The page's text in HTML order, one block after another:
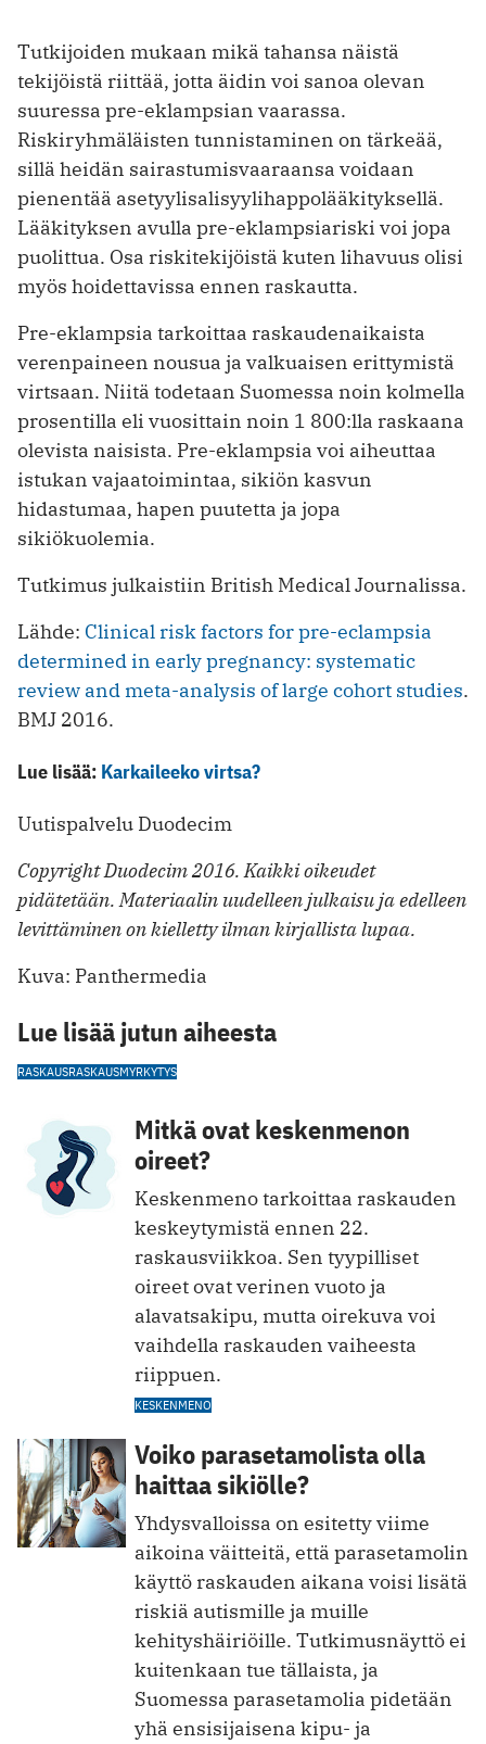
Tutkijoiden mukaan mikä tahansa näistä
tekijöistä riittää, jotta äidin voi sanoa olevan
suuressa pre-eklampsian vaarassa.
Riskiryhmäläisten tunnistaminen on tärkeää,
sillä heidän sairastumisvaaraansa voidaan
pienentää asetyylisalisyylihappolääkityksellä.
Lääkityksen avulla pre-eklampsiariski voi jopa
puolittua. Osa riskitekijöistä kuten lihavuus olisi
myös hoidettavissa ennen raskautta.
Pre-eklampsia tarkoittaa raskaudenaikaista
verenpaineen nousua ja valkuaisen erittymistä
virtsaan. Niitä todetaan Suomessa noin kolmella
prosentilla eli vuosittain noin 1 800:lla raskaana
olevista naisista. Pre-eklampsia voi aiheuttaa
istukan vajaatoimintaa, sikiön kasvun
hidastumaa, hapen puutetta ja jopa
sikiökuolemia.
Tutkimus julkaistiin British Medical Journalissa.
Lähde: Clinical risk factors for pre-eclampsia
determined in early pregnancy: systematic
review and meta-analysis of large cohort studies.
BMJ 2016.
Lue lisää: Karkaileeko virtsa?
Uutispalvelu Duodecim
Copyright Duodecim 2016. Kaikki oikeudet
pidätetään. Materiaalin uudelleen julkaisu ja edelleen
levittäminen on kielletty ilman kirjallista lupaa.
Kuva: Panthermedia
Lue lisää jutun aiheesta
RASKAUSRASKAUSMYRKYTYS
Mitkä ovat keskenmenon
oireet?
Keskenmeno tarkoittaa raskauden
keskeytymistä ennen 22.
raskausviikkoa. Sen tyypilliset
oireet ovat verinen vuoto ja
alavatsakipu, mutta oirekuva voi
vaihdella raskauden vaiheesta
riippuen.
KESKENMENO
Voiko parasetamolista olla
haittaa sikiölle?
Yhdysvalloissa on esitetty viime
aikoina väitteitä, että parasetamolin
käyttö raskauden aikana voisi lisätä
riskiä autismille ja muille
kehityshäiriöille. Tutkimusnäyttö ei
kuitenkaan tue tällaista, ja
Suomessa parasetamolia pidetään
yhä ensisijaisena kipu- ja